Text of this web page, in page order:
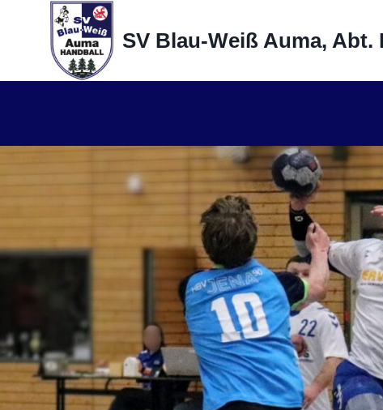
springen
SV Blau-Weiß Auma, Abt.